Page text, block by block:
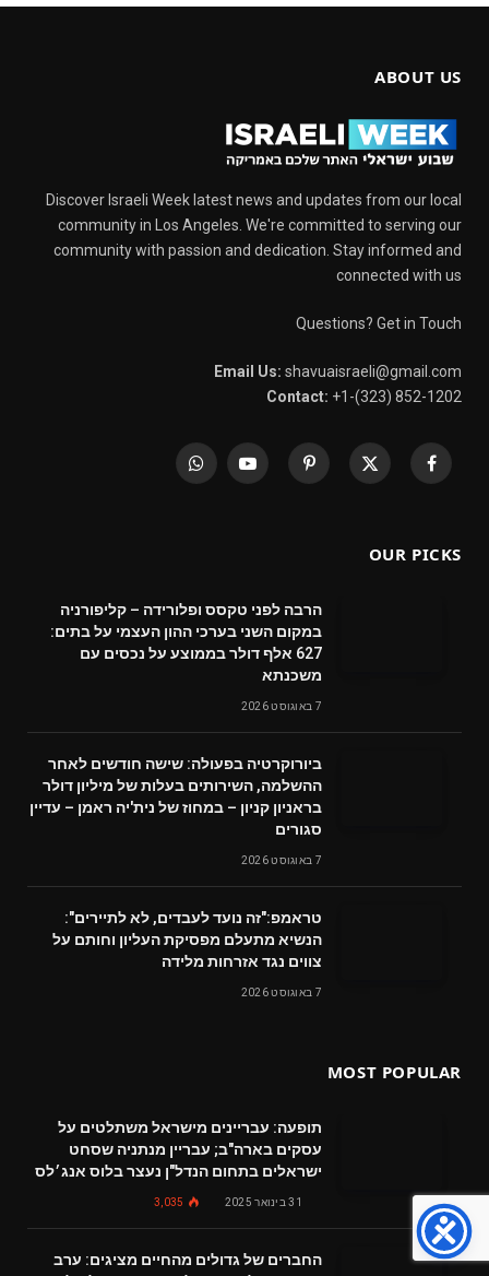
ABOUT US
Discover Israeli Week latest news and updates from our local
community in Los Angeles. We're committed to serving our
community with passion and dedication. Stay informed and
connected with us
Questions? Get in Touch
Email Us: shavuaisraeli@gmail.com
Contact: +1-(323) 852-1202
Facebook
X
Pinterest
YouTube
WhatsApp
OUR PICKS
הרבה לפני טקסס ופלורידה – קליפורניה
במקום השני בערכי ההון העצמי על בתים:
627 אלף דולר בממוצע על נכסים עם
משכנתא
7 באוגוסט 2026
ביורוקרטיה בפעולה: שישה חודשים לאחר
ההשלמה, השירותים בעלות של מיליון דולר
בראניון קניון – במחוז של נית'יה ראמן – עדיין
סגורים
7 באוגוסט 2026
טראמפ:"זה נועד לעבדים, לא לתיירים":
הנשיא מתעלם מפסיקת העליון וחותם על
צווים נגד אזרחות מלידה
7 באוגוסט 2026
MOST POPULAR
תופעה: עבריינים מישראל משתלטים על
עסקים בארה"ב; עבריין מנתניה שסחט
ישראלים בתחום הנדל"ן נעצר בלוס אנג׳לס
31 בינואר 2025 3,035
החברים של גדולים מהחיים מציגים: ערב